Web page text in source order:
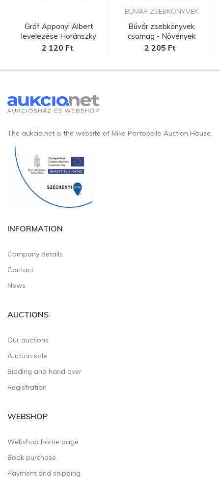
Gróf Apponyi Albert
levelezése Horánszky
Nándorra...
2 120 Ft
BÚVÁR ZSEBKÖNYVEK
Búvár zsebkönyvek
csomag - Növények
2 205 Ft
The aukcio.net is the website of Mike Portobello Auction House.
INFORMATION
Company details
Contact
News
AUCTIONS
Our auctions
Auction sale
Bidding and hand over
Registration
WEBSHOP
Webshop home page
Book purchase
Payment and shipping